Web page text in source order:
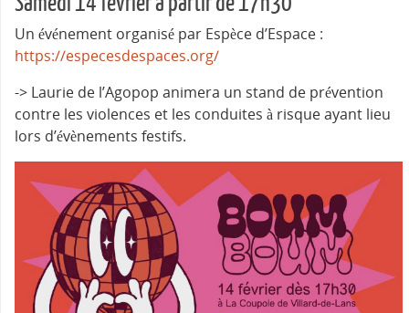
Un événement organisé par Espèce d’Espace :
https://especesdespaces.org/
-> Laurie de l’Agopop animera un stand de prévention
contre les violences et les conduites à risque ayant lieu
lors d’évènements festifs.